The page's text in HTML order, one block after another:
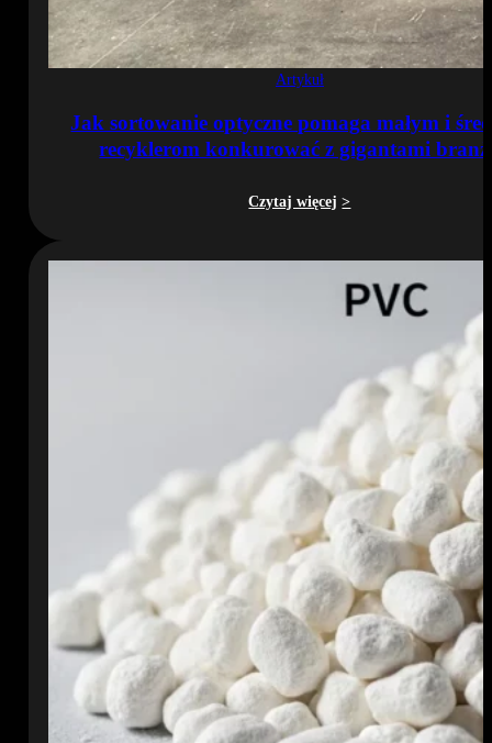
Artykuł
Jak sortowanie optyczne pomaga małym i
recyklerom konkurować z gigantami
Czytaj więcej